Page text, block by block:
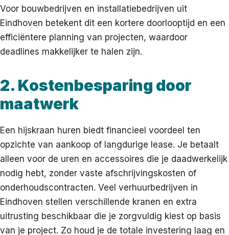
Voor bouwbedrijven en installatiebedrijven uit
Eindhoven betekent dit een kortere doorlooptijd en een
efficiëntere planning van projecten, waardoor
deadlines makkelijker te halen zijn.
2. Kostenbesparing door
maatwerk
Een hijskraan huren biedt financieel voordeel ten
opzichte van aankoop of langdurige lease. Je betaalt
alleen voor de uren en accessoires die je daadwerkelijk
nodig hebt, zonder vaste afschrijvingskosten of
onderhoudscontracten. Veel verhuurbedrijven in
Eindhoven stellen verschillende kranen en extra
uitrusting beschikbaar die je zorgvuldig kiest op basis
van je project. Zo houd je de totale investering laag en